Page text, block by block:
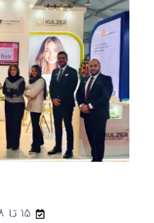
15 تا 18 آبان 1403